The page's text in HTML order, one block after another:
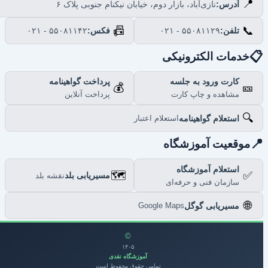
📍 آدرس:نازی‌آباد، بازار دوم، خیابان نیکنام جنوبی پلاک ۶
📞 تلفن:۰۲۱ - ۵۵۰۸۱۱۲۹ 📠 فکس:۰۲۱ - ۵۵۰۸۱۱۴۲
خدمات الکترونیکی
🎫 کارت ورود به جلسه
مشاهده و چاپ کارت
💰 پرداخت گواهینامه
پرداخت آنلاین
🔍 استعلام گواهینامهاستعلام اعتبار
موقعیت آموزشگاه
✅ استعلام آموزشگاه
سازمان فنی و حرفه‌ای
🗺️مسیریابی بلدنقشه بلد
مسیریابی گوگلGoogle Maps
۱۴۰۵
آموزشگاه نقدی
تمامی حقوق محفوظ است